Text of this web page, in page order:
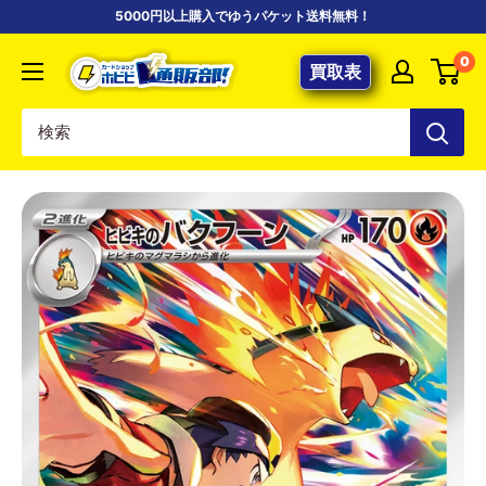
5000円以上購入でゆうパケット送料無料！
【ポ
ケ
専
門
カ
ー
ド
シ
ョ
ッ
プ
買取表 0